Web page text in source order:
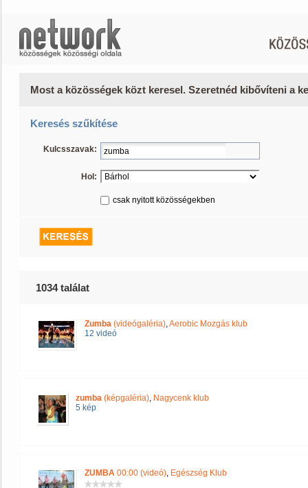
Most a közösségek közt keresel. Szeretnéd kibővíteni a
Keresés szűkítése
Kulcsszavak:
Hol:
csak nyitott közösségekben
1034 találat
Zumba (videógaléria),Aerobic Mozgás klub
12 videó
zumba (képgaléria), Nagycenk klub
5 kép
ZUMBA 00:00 (videó), Egészség Klub